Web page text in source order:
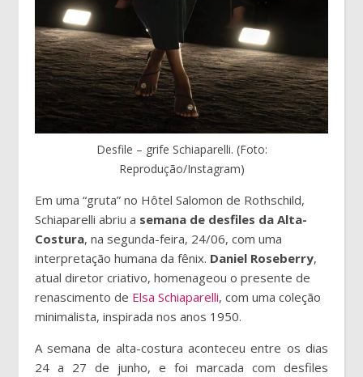
Desfile – grife Schiaparelli. (Foto:
Reprodução/Instagram)
Em uma “gruta” no Hôtel Salomon de Rothschild,
Schiaparelli abriu a semana de desfiles da Alta-
Costura, na segunda-feira, 24/06, com uma
interpretação humana da fênix. Daniel Roseberry,
atual diretor criativo, homenageou o presente de
renascimento de Elsa Schiaparelli, com uma coleção
minimalista, inspirada nos anos 1950.
A semana de alta-costura aconteceu entre os dias
24 a 27 de junho, e foi marcada com desfiles